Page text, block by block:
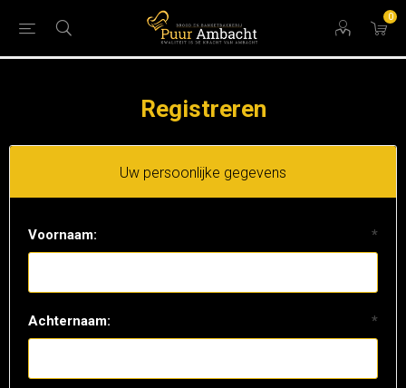
0
Registreren
Uw persoonlijke gegevens
Voornaam: *
Achternaam: *